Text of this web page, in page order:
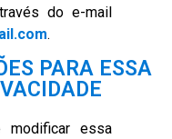
do e-mail
.
PARA ESSA
modificar essa